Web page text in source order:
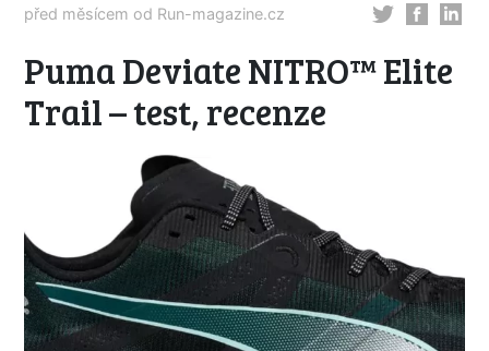
před měsícem od Run-magazine.cz
Puma Deviate NITRO™ Elite
Trail – test, recenze